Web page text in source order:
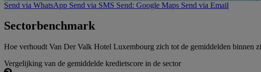
Send via WhatsApp Send via SMS Send: Google Maps Send via Email
Sectorbenchmark
Hoe verhoudt Van Der Valk Hotel Luxembourg zich tot de gemiddelden binnen
Vergelijking van de gemiddelde kredietscore in de sector